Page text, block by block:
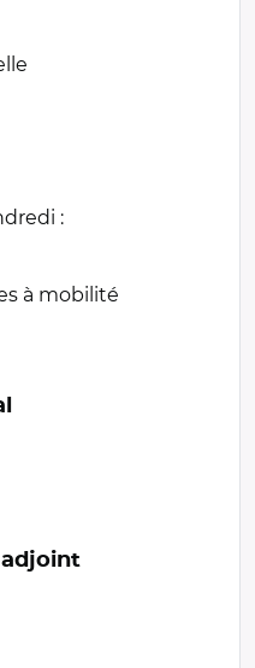
:
à mobilité